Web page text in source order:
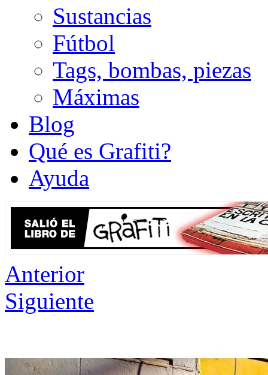
Sustancias
Fútbol
Tags, bombas, piezas
Máximas
Blog
Qué es Grafiti?
Ayuda
Anterior
Siguiente